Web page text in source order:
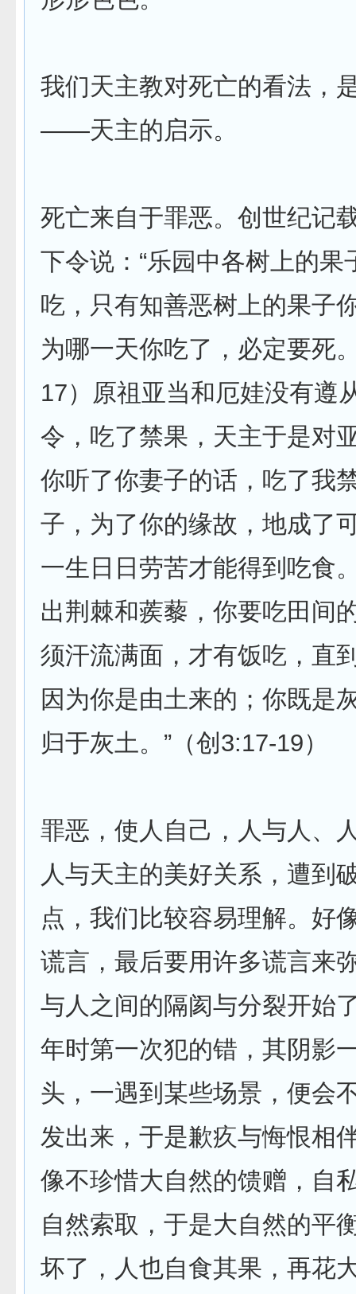
我们天主教对死亡的看法，
——天主的启示。
死亡来自于罪恶。创世纪记
下令说：“乐园中各树上的果
吃，只有知善恶树上的果子
为哪一天你吃了，必定要死
17）原祖亚当和厄娃没有遵
令，吃了禁果，天主于是对
你听了你妻子的话，吃了我
子，为了你的缘故，地成了
一生日日劳苦才能得到吃食
出荆棘和蒺藜，你要吃田间
须汗流满面，才有饭吃，直
因为你是由土来的；你既是
归于灰土。”（创3:17-19）
罪恶，使人自己，人与人、
人与天主的美好关系，遭到
点，我们比较容易理解。好
谎言，最后要用许多谎言来
与人之间的隔阂与分裂开始
年时第一次犯的错，其阴影
头，一遇到某些场景，便会
发出来，于是歉疚与悔恨相
像不珍惜大自然的馈赠，自
自然索取，于是大自然的平
坏了，人也自食其果，再花